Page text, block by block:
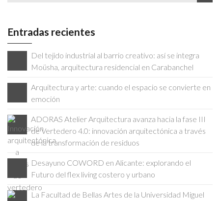
Entradas recientes
Del tejido industrial al barrio creativo: así se integra
Moüsha, arquitectura residencial en Carabanchel
Arquitectura y arte: cuando el espacio se convierte en
emoción
ADORAS Atelier Arquitectura avanza hacia la fase III
de Vertedero 4.0: innovación arquitectónica a través
de la transformación de residuos
Desayuno COWORD en Alicante: explorando el
Futuro del flex living costero y urbano
La Facultad de Bellas Artes de la Universidad Miguel